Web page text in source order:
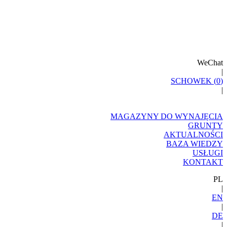
WeChat
|
SCHOWEK (0)
|
MAGAZYNY DO WYNAJĘCIA
GRUNTY
AKTUALNOŚCI
BAZA WIEDZY
USŁUGI
KONTAKT
PL
|
EN
|
DE
|